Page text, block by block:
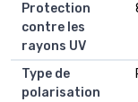
Protection
contre les
rayons UV
Type de
polarisation